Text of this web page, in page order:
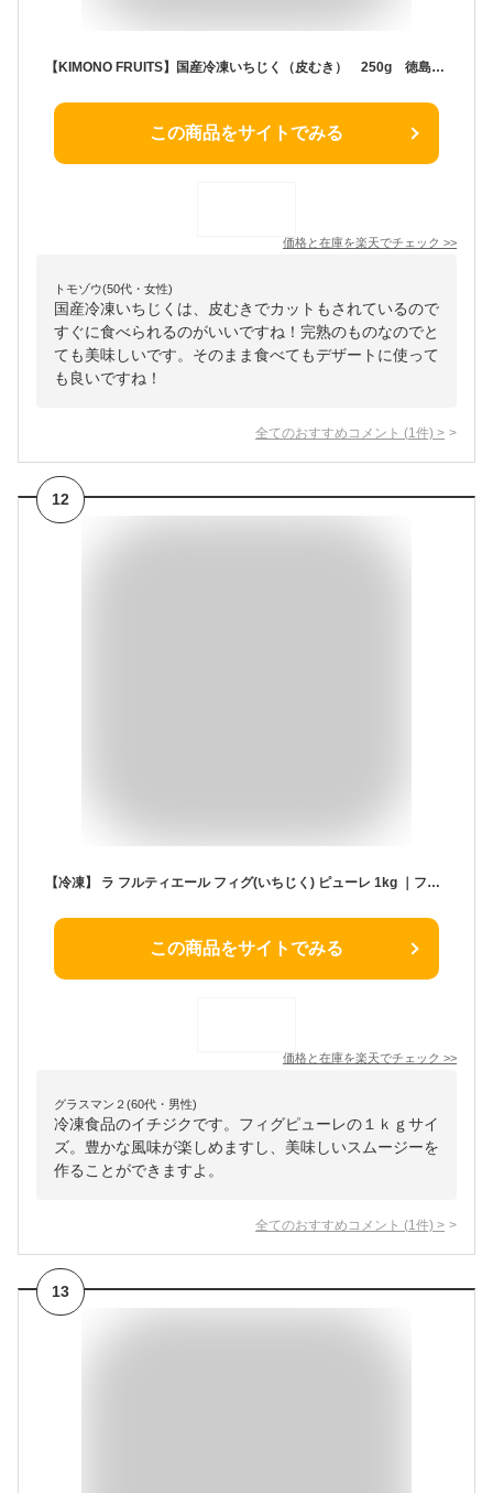
【KIMONO FRUITS】国産冷凍いちじく（皮むき） 250g 徳島または和歌山産 完熟いちじくの皮をむき、カットしています。
この商品をサイトでみる
価格と在庫を楽天でチェック >>
トモゾウ(50代・女性)
国産冷凍いちじくは、皮むきでカットもされているので
すぐに食べられるのがいいですね！完熟のものなのでと
ても美味しいです。そのまま食べてもデザートに使って
も良いですね！
全てのおすすめコメント (1 件) >
12
【冷凍】 ラ フルティエール フィグ(いちじく) ピューレ 1kg ｜フルーツピューレ デザート アイス ジェラート パフェ スイーツ fig 無花果
この商品をサイトでみる
価格と在庫を楽天でチェック >>
グラスマン２(60代・男性)
冷凍食品のイチジクです。フィグピューレの１ｋｇサイ
ズ。豊かな風味が楽しめますし、美味しいスムージーを
作ることができますよ。
全てのおすすめコメント (1 件) >
13